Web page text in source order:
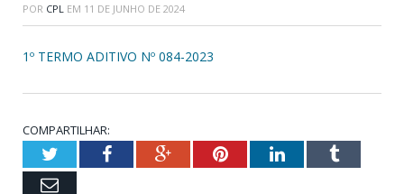
POR CPL EM 11 DE JUNHO DE 2024
1º TERMO ADITIVO Nº 084-2023
COMPARTILHAR:
TwitterFacebookGoogle+PinterestLinkedInTumblr
Email